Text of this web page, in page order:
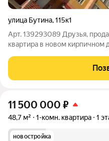
улица Бутина,115к1
Арт. 139293089 Друзья,
квартира в новом кирпичном
третьем этаже 16-ти
для проживания, так и
11 500 000 ₽
48,7 м² 1-комн. квартира 1
новостройка